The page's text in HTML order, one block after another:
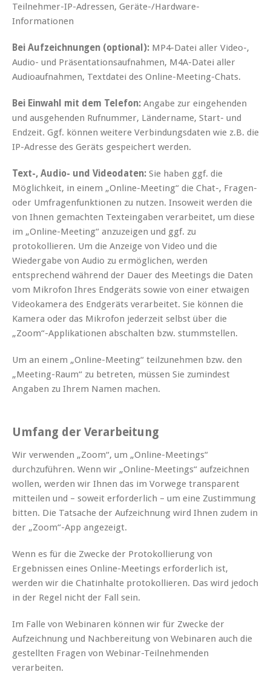
Teilnehmer-IP-Adressen, Geräte-/Hardware-
Informationen
Bei Aufzeichnungen (optional): MP4-Datei aller Video-,
Audio- und Präsentationsaufnahmen, M4A-Datei aller
Audioaufnahmen, Textdatei des Online-Meeting-Chats.
Bei Einwahl mit dem Telefon: Angabe zur eingehenden
und ausgehenden Rufnummer, Ländername, Start- und
Endzeit. Ggf. können weitere Verbindungsdaten wie z.B. die
IP-Adresse des Geräts gespeichert werden.
Text-, Audio- und Videodaten: Sie haben ggf. die
Möglichkeit, in einem „Online-Meeting“ die Chat-, Fragen-
oder Umfragenfunktionen zu nutzen. Insoweit werden die
von Ihnen gemachten Texteingaben verarbeitet, um diese
im „Online-Meeting“ anzuzeigen und ggf. zu
protokollieren. Um die Anzeige von Video und die
Wiedergabe von Audio zu ermöglichen, werden
entsprechend während der Dauer des Meetings die Daten
vom Mikrofon Ihres Endgeräts sowie von einer etwaigen
Videokamera des Endgeräts verarbeitet. Sie können die
Kamera oder das Mikrofon jederzeit selbst über die
„Zoom“-Applikationen abschalten bzw. stummstellen.
Um an einem „Online-Meeting“ teilzunehmen bzw. den
„Meeting-Raum“ zu betreten, müssen Sie zumindest
Angaben zu Ihrem Namen machen.
Umfang der Verarbeitung
Wir verwenden „Zoom“, um „Online-Meetings“
durchzuführen. Wenn wir „Online-Meetings“ aufzeichnen
wollen, werden wir Ihnen das im Vorwege transparent
mitteilen und – soweit erforderlich – um eine Zustimmung
bitten. Die Tatsache der Aufzeichnung wird Ihnen zudem in
der „Zoom“-App angezeigt.
Wenn es für die Zwecke der Protokollierung von
Ergebnissen eines Online-Meetings erforderlich ist,
werden wir die Chatinhalte protokollieren. Das wird jedoch
in der Regel nicht der Fall sein.
Im Falle von Webinaren können wir für Zwecke der
Aufzeichnung und Nachbereitung von Webinaren auch die
gestellten Fragen von Webinar-Teilnehmenden
verarbeiten.